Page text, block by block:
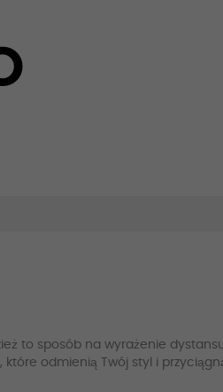
to sposób na wyrażenie
odmienią Twój styl i